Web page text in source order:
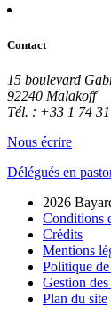
Contact
15 boulevard
92240 Malakoff
Tél. : +33 1 74
Nous écrire
Délégués en
2026
Conditions
Crédits
Mentions
Politique
Gestion
Plan du site